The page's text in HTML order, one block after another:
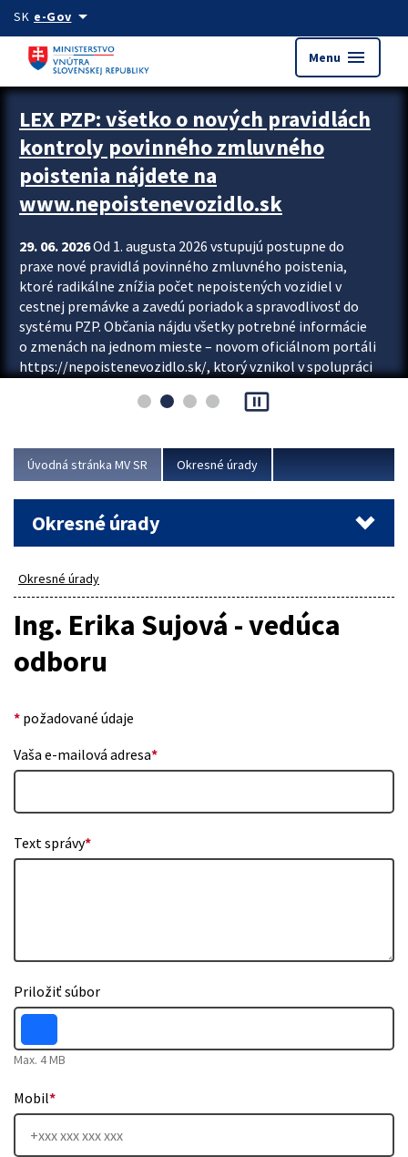
Preskocit na hlavný obsah
SK e-Govarrow_drop_down
Menu menu
Zastavit automatický posun upútavok
LEX PZP: všetko o nových pravidlách
kontroly povinného zmluvného
poistenia nájdete na
www.nepoistenevozidlo.sk
29. 06. 2026Od 1. augusta 2026 vstupujú postupne do
praxe nové pravidlá povinného zmluvného poistenia,
ktoré radikálne znížia počet nepoistených vozidiel v
cestnej premávke a zavedú poriadok a spravodlivosť do
systému PZP. Občania nájdu všetky potrebné informácie
o zmenách na jednom mieste – novom oficiálnom portáli
https://nepoistenevozidlo.sk/, ktorý vznikol v spolupráci
asociácie poisťovní (SLASPO) a Ministerstva vnútra SR.
Viac
pause_presentation
Úvodná stránka MV SR Okresné úrady
Okresné úrady
Okresné úrady
Ing. Erika Sujová - vedúca
odboru
* požadované údaje
Vaša e-mailová adresa*
Text správy*
Priložiť súbor
Max. 4 MB
Mobil*